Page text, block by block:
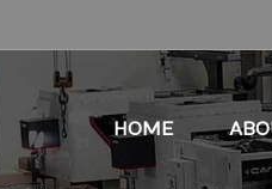
HOME